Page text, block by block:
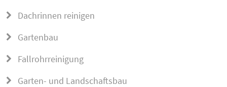
Dachrinnen reinigen
Gartenbau
Fallrohrreinigung
Garten- und Landschaftsbau